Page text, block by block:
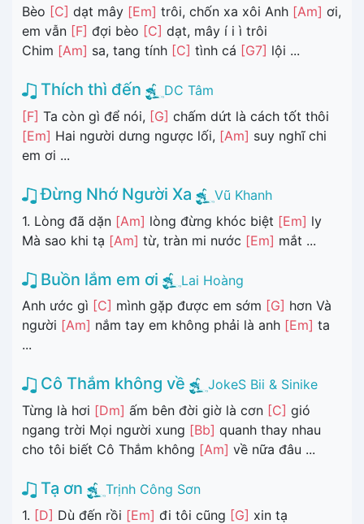
Bèo [C] dạt mây [Em] trôi, chốn xa xôi Anh [Am] ơi,
em vẫn [F] đợi bèo [C] dạt, mây í i ì trôi
Chim [Am] sa, tang tính [C] tình cá [G7] lội ...
Thích thì đến
DC Tâm
[F] Ta còn gì để nói, [G] chấm dứt là cách tốt thôi
[Em] Hai người dưng ngược lối, [Am] suy nghĩ chi
em ơi ...
Đừng Nhớ Người Xa
Vũ Khanh
1. Lòng đã dặn [Am] lòng đừng khóc biệt [Em] ly
Mà sao khi tạ [Am] từ, tràn mi nước [Em] mắt ...
Buồn lắm em ơi
Lai Hoàng
Anh ước gì [C] mình gặp được em sớm [G] hơn Và
người [Am] nắm tay em không phải là anh [Em] ta
...
Cô Thắm không về
JokeS Bii & Sinike
Từng là hơi [Dm] ấm bên đời giờ là cơn [C] gió
ngang trời Mọi người xung [Bb] quanh thay nhau
cho tôi biết Cô Thắm không [Am] về nữa đâu ...
Tạ ơn
Trịnh Công Sơn
1. [D] Dù đến rồi [Em] đi tôi cũng [G] xin tạ